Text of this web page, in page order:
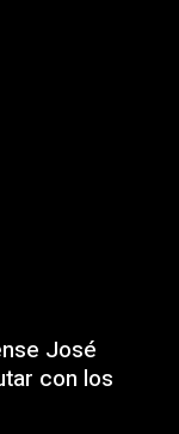
José
con los